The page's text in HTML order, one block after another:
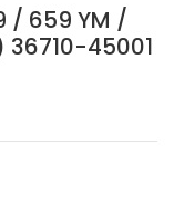
/ 659 YM /
36710-45001